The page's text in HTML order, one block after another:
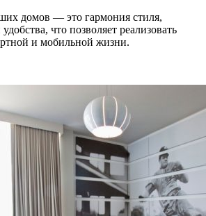
домов — это гармония стиля,
что позволяет реализовать
и мобильной жизни.